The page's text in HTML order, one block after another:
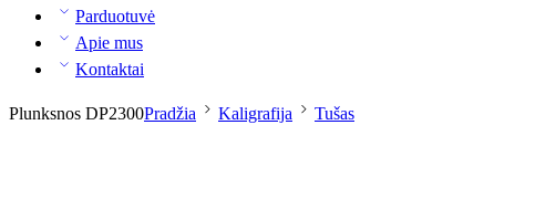
Parduotuvė
Apie mus
Kontaktai
Plunksnos DP2300Pradžia Kaligrafija Tušas